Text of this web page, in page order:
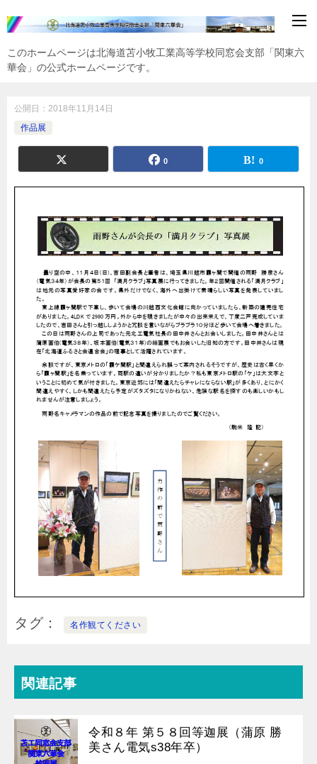
このホームページは北海道苫小牧工業高等学校同窓会支部「関東六
華会」の公式ホームページです。
公開日： 2018年11月14日
作品展
0 0
タグ 名作観てください
関連記事
令和８年 第５８回等迦展（蒲原 勝
美さん電気s38年卒）